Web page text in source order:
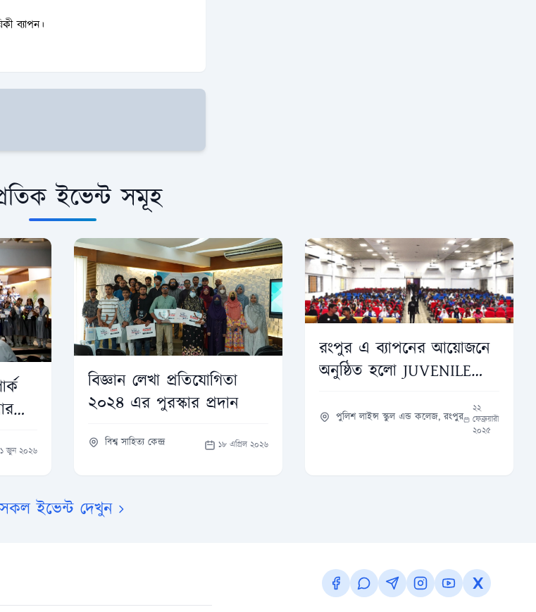
ব্যাপন।
ইভেন্ট সমূহ
জুন ২০২৬
বিজ্ঞান লেখা প্রতিযোগিতা
২০২৪ এর পুরস্কার প্রদান
বিশ্ব সাহিত্য কেন্দ্র ১৮ এপ্রিল ২০২৬
রংপুর এ ব্যাপনের আয়োজনে
অনুষ্ঠিত হলো JUVENILE
পুলিশ লাইন্স স্কুল এন্ড কলেজ, রংপুর
২২
ফেব্রুয়ারী
২০২৫
ইভেন্ট দেখুন